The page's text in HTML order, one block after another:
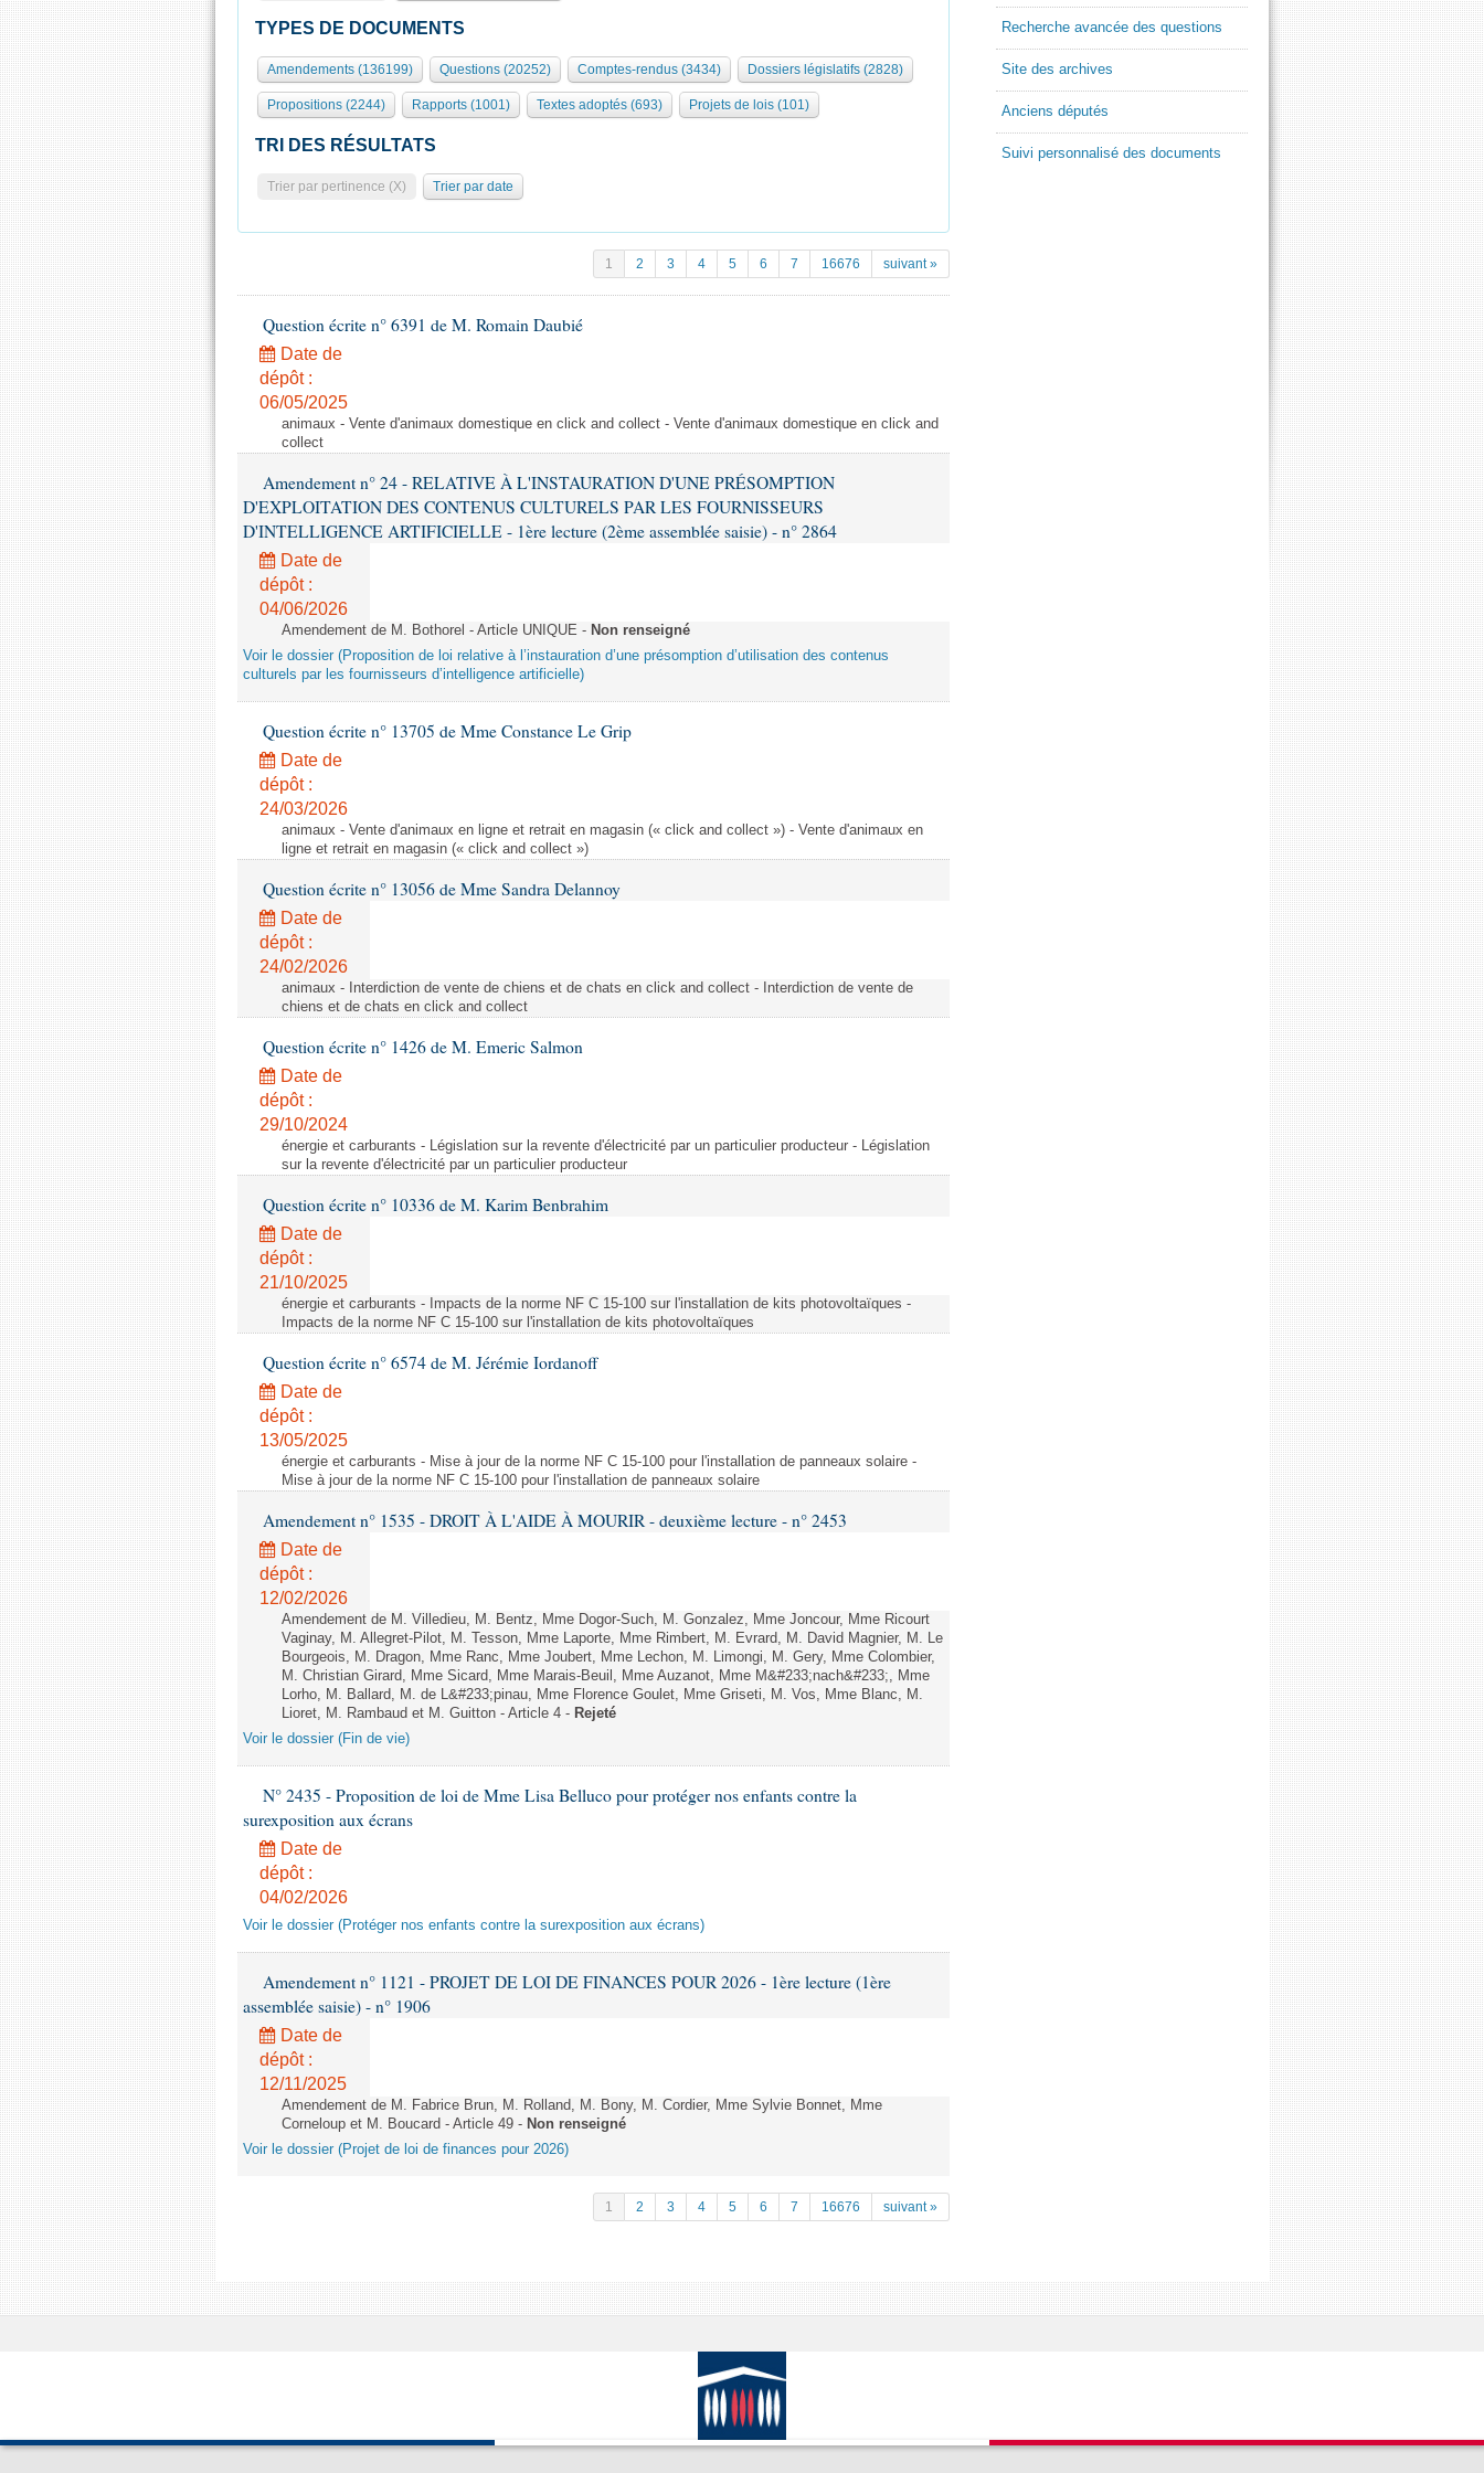
TYPES DE DOCUMENTS
Amendements (136199) Questions (20252) Comptes-rendus (3434) Dossiers législatifs (2828)
Propositions (2244) Rapports (1001) Textes adoptés (693) Projets de lois (101)
TRI DES RÉSULTATS
Trier par pertinence (X) Trier par date
1 2 3 4 5 6 7 16676 suivant »
Question écrite n° 6391 de M. Romain Daubié
Date de
dépôt :
06/05/2025
animaux - Vente d'animaux domestique en click and collect - Vente d'animaux domestique en click and
collect
Amendement n° 24 - RELATIVE À L'INSTAURATION D'UNE PRÉSOMPTION
D'EXPLOITATION DES CONTENUS CULTURELS PAR LES FOURNISSEURS
D'INTELLIGENCE ARTIFICIELLE - 1ère lecture (2ème assemblée saisie) - n° 2864
Date de
dépôt :
04/06/2026
Amendement de M. Bothorel - Article UNIQUE - Non renseigné
Voir le dossier (Proposition de loi relative à l’instauration d’une présomption d’utilisation des contenus
culturels par les fournisseurs d’intelligence artificielle)
Question écrite n° 13705 de Mme Constance Le Grip
Date de
dépôt :
24/03/2026
animaux - Vente d'animaux en ligne et retrait en magasin (« click and collect ») - Vente d'animaux en
ligne et retrait en magasin (« click and collect »)
Question écrite n° 13056 de Mme Sandra Delannoy
Date de
dépôt :
24/02/2026
animaux - Interdiction de vente de chiens et de chats en click and collect - Interdiction de vente de
chiens et de chats en click and collect
Question écrite n° 1426 de M. Emeric Salmon
Date de
dépôt :
29/10/2024
énergie et carburants - Législation sur la revente d'électricité par un particulier producteur - Législation
sur la revente d'électricité par un particulier producteur
Question écrite n° 10336 de M. Karim Benbrahim
Date de
dépôt :
21/10/2025
énergie et carburants - Impacts de la norme NF C 15-100 sur l'installation de kits photovoltaïques -
Impacts de la norme NF C 15-100 sur l'installation de kits photovoltaïques
Question écrite n° 6574 de M. Jérémie Iordanoff
Date de
dépôt :
13/05/2025
énergie et carburants - Mise à jour de la norme NF C 15-100 pour l'installation de panneaux solaire -
Mise à jour de la norme NF C 15-100 pour l'installation de panneaux solaire
Amendement n° 1535 - DROIT À L'AIDE À MOURIR - deuxième lecture - n° 2453
Date de
dépôt :
12/02/2026
Amendement de M. Villedieu, M. Bentz, Mme Dogor-Such, M. Gonzalez, Mme Joncour, Mme Ricourt
Vaginay, M. Allegret-Pilot, M. Tesson, Mme Laporte, Mme Rimbert, M. Evrard, M. David Magnier, M. Le
Bourgeois, M. Dragon, Mme Ranc, Mme Joubert, Mme Lechon, M. Limongi, M. Gery, Mme Colombier,
M. Christian Girard, Mme Sicard, Mme Marais-Beuil, Mme Auzanot, Mme M&#233;nach&#233;, Mme
Lorho, M. Ballard, M. de L&#233;pinau, Mme Florence Goulet, Mme Griseti, M. Vos, Mme Blanc, M.
Lioret, M. Rambaud et M. Guitton - Article 4 - Rejeté
Voir le dossier (Fin de vie)
N° 2435 - Proposition de loi de Mme Lisa Belluco pour protéger nos enfants contre la
surexposition aux écrans
Date de
dépôt :
04/02/2026
Voir le dossier (Protéger nos enfants contre la surexposition aux écrans)
Amendement n° 1121 - PROJET DE LOI DE FINANCES POUR 2026 - 1ère lecture (1ère
assemblée saisie) - n° 1906
Date de
dépôt :
12/11/2025
Amendement de M. Fabrice Brun, M. Rolland, M. Bony, M. Cordier, Mme Sylvie Bonnet, Mme
Corneloup et M. Boucard - Article 49 - Non renseigné
Voir le dossier (Projet de loi de finances pour 2026)
1 2 3 4 5 6 7 16676 suivant »
Recherche avancée des questions
Site des archives
Anciens députés
Suivi personnalisé des documents